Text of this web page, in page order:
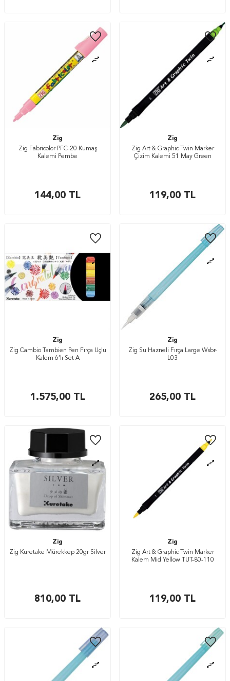
Zig
Zig Fabricolor PFC-20 Kumaş
Kalemi Pembe
144,00 TL
Zig
Zig Art & Graphic Twin Marker
Çizim Kalemi 51 May Green
119,00 TL
Zig
Zig Cambio Tambien Pen Fırça Uçlu
Kalem 6’lı Set A
1.575,00TL
Zig
Zig Su Hazneli Fırça Large Wsbr-
L03
265,00 TL
Zig
Zig Kuretake Mürekkep 20gr Silver
810,00 TL
Zig
Zig Art & Graphic Twin Marker
Kalem Mid Yellow TUT-80-110
119,00 TL